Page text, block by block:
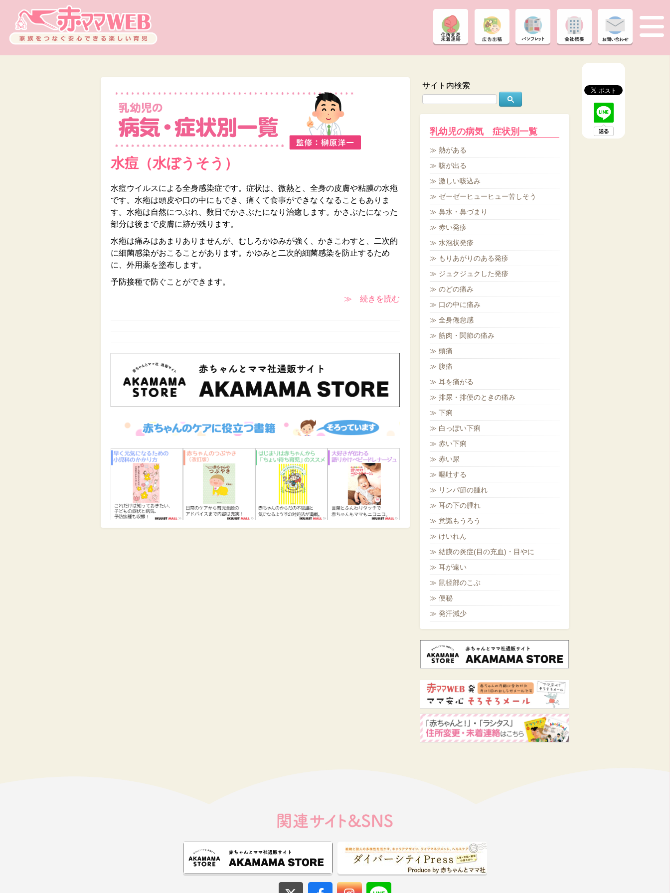
水痘（水ぼうそう）
水痘ウイルスによる全身感染症です。症状は、微熱と、全身の皮膚や粘膜の水疱
です。水疱は頭皮や口の中にもでき、痛くて食事ができなくなることもありま
す。水疱は自然につぶれ、数日でかさぶたになり治癒します。かさぶたになった
部分は後まで皮膚に跡が残ります。
水疱は痛みはあまりありませんが、むしろかゆみが強く、かきこわすと、二次的
に細菌感染がおこることがあります。かゆみと二次的細菌感染を防止するため
に、外用薬を塗布します。
予防接種で防ぐことができます。
≫ 続きを読む
サイト内検索
乳幼児の病気 症状別一覧
熱がある
咳が出る
激しい咳込み
ゼーゼーヒューヒュー苦しそう
鼻水・鼻づまり
赤い発疹
水泡状発疹
もりあがりのある発疹
ジュクジュクした発疹
のどの痛み
口の中に痛み
全身倦怠感
筋肉・関節の痛み
頭痛
腹痛
耳を痛がる
排尿・排便のときの痛み
下痢
白っぽい下痢
赤い下痢
赤い尿
嘔吐する
リンパ節の腫れ
耳の下の腫れ
意識もうろう
けいれん
結膜の炎症(目の充血)・目やに
耳が遠い
鼠径部のこぶ
便秘
発汗減少